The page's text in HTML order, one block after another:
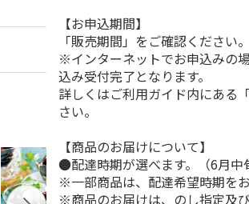
【お申込期間】
「販売期間」をご確認ください。
※インターネットでお申込みの
込み受付完了となります。
詳しくはご利用ガイド内にある
さい。
【商品のお届けについて】
●配達時期が選べます。（6月中
※一部商品は、配達希望時期を
※商品のお届けは、のし指定及